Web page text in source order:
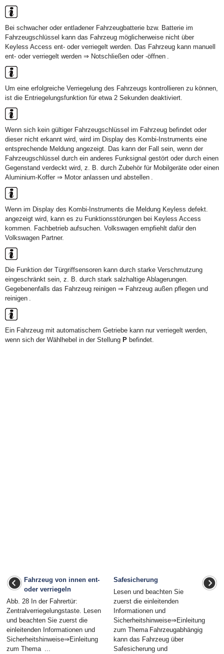
Bei schwacher oder entladener Fahrzeugbatterie bzw. Batterie im
Fahrzeugschlüssel kann das Fahrzeug möglicherweise nicht über
Keyless Access ent- oder verriegelt werden. Das Fahrzeug kann manuell
ent- oder verriegelt werden ⇒ Notschließen oder -öffnen .
Um eine erfolgreiche Verriegelung des Fahrzeugs kontrollieren zu können,
ist die Entriegelungsfunktion für etwa 2 Sekunden deaktiviert.
Wenn sich kein gültiger Fahrzeugschlüssel im Fahrzeug befindet oder
dieser nicht erkannt wird, wird im Display des Kombi-Instruments eine
entsprechende Meldung angezeigt. Das kann der Fall sein, wenn der
Fahrzeugschlüssel durch ein anderes Funksignal gestört oder durch einen
Gegenstand verdeckt wird, z. B. durch Zubehör für Mobilgeräte oder einen
Aluminium-Koffer ⇒ Motor anlassen und abstellen .
Wenn im Display des Kombi-Instruments die Meldung Keyless defekt.
angezeigt wird, kann es zu Funktionsstörungen bei Keyless Access
kommen. Fachbetrieb aufsuchen. Volkswagen empfiehlt dafür den
Volkswagen Partner.
Die Funktion der Türgriffsensoren kann durch starke Verschmutzung
eingeschränkt sein, z. B. durch stark salzhaltige Ablagerungen.
Gegebenenfalls das Fahrzeug reinigen ⇒ Fahrzeug außen pflegen und
reinigen .
Ein Fahrzeug mit automatischem Getriebe kann nur verriegelt werden,
wenn sich der Wählhebel in der Stellung P befindet.
Fahrzeug von innen ent-
oder verriegeln
Abb. 28 In der Fahrertür:
Zentralverriegelungstaste. Lesen
und beachten Sie zuerst die
einleitenden Informationen und
Sicherheitshinweise⇒Einleitung
zum Thema ...
Safesicherung
Lesen und beachten Sie
zuerst die einleitenden
Informationen und
Sicherheitshinweise⇒Einleitung
zum Thema Fahrzeugabhängig
kann das Fahrzeug über
Safesicherung und